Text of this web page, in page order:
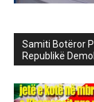
Samiti Botëror
Republikë